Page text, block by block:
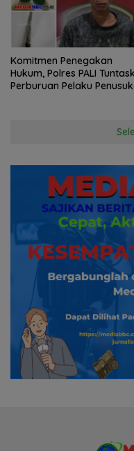
Komitmen Penegakan
Hukum, Polres PALI
Perburuan Pelaku